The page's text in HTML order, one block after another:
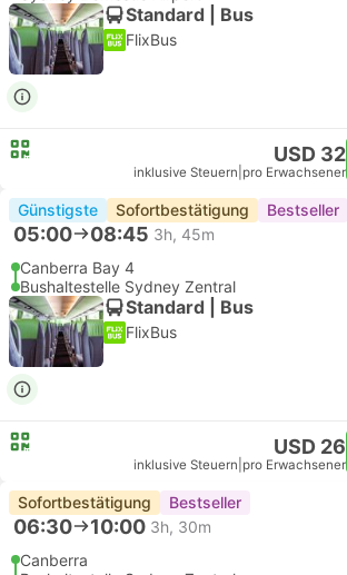
Standard | Bus
FlixBus
USD 32
inklusive Steuern pro Erwachsener
Günstigste Sofortbestätigung Bestseller
05:00 08:45 3h, 45m
Canberra Bay 4
Bushaltestelle Sydney Zentral
Standard | Bus
FlixBus
USD 26
inklusive Steuern pro Erwachsener
Sofortbestätigung Bestseller
06:30 10:00 3h, 30m
Canberra